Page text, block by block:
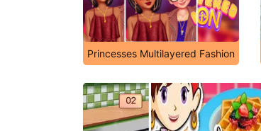
Princesses Multilayered Fashion